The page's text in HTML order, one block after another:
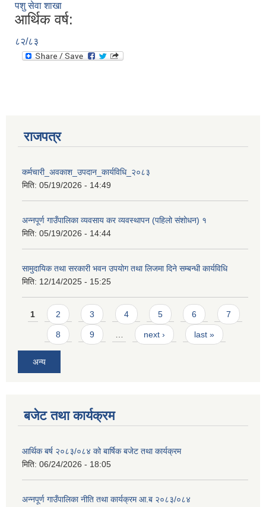
पशु सेवा शाखा
आर्थिक वर्ष:
८२/८३
राजपत्र
कर्मचारी_अवकाश_उपदान_कार्यविधि_२०८३
मिति: 05/19/2026 - 14:49
अन्नपूर्ण गाउँपालिका व्यवसाय कर व्यवस्थापन (पहिलो संशोधन) १
मिति: 05/19/2026 - 14:44
सामुदायिक तथा सरकारी भवन उपयोग तथा लिजमा दिने सम्बन्धी कार्यविधि
मिति: 12/14/2025 - 15:25
Pages
1 2 3 4 5 6 7
8 9 next › last »
अन्य
बजेट तथा कार्यक्रम
आर्थिक बर्ष २०८३/०८४ को बार्षिक बजेट तथा कार्यक्रम
मिति: 06/24/2026 - 18:05
अन्नपूर्ण गाउँपालिका नीति तथा कार्यक्रम आ.ब २०८३/०८४